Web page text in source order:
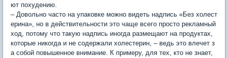
ют похудению.
– Довольно часто на упаковке можно видеть надпись «Без холест
ерина», но в действительности это чаще всего просто рекламный
ход, потому что такую надпись иногда размещают на продуктах,
которые никогда и не содержали холестерин, – ведь это влечет з
а собой повышенное внимание. К примеру, для тех, кто не знает,